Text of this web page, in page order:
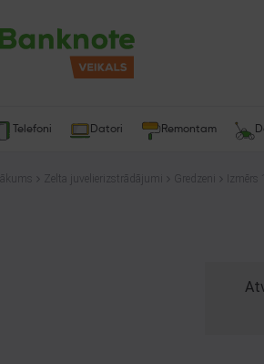
Telefoni Datori Remontam
Sākums Zelta juvelierizstrādājumi Gredzeni Izmērs